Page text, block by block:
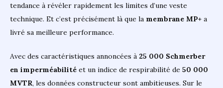
tendance à révéler rapidement les limites d’une veste
technique. Et c’est précisément là que la membrane MP+ a
livré sa meilleure performance.
Avec des caractéristiques annoncées à 25 000 Schmerber
en imperméabilité et un indice de respirabilité de 50 000
MVTR, les données constructeur sont ambitieuses. Sur le